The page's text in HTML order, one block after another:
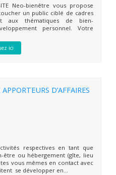
Neo-bienêtre vous propose
un public ciblé de cadres
aux thématiques de bien-
personnel. Votre
ici
D’AFFAIRES
respectives en tant que
être ou hébergement (gîte, lieu
vous mêmes en contact avec
se développer en...